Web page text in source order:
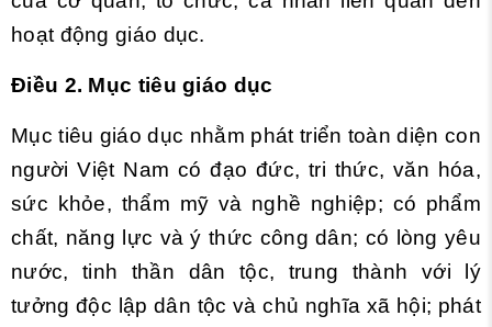
hoạt động giáo dục.
Điều 2. Mục tiêu giáo dục
Mục tiêu giáo dục nhằm phát triển toàn diện con
người Việt Nam có đạo đức, tri thức, văn hóa,
sức khỏe, thẩm mỹ và nghề nghiệp; có phẩm
chất, năng lực và ý thức công dân; có lòng yêu
nước, tinh thần dân tộc, trung thành với lý
tưởng độc lập dân tộc và chủ nghĩa xã hội; phát